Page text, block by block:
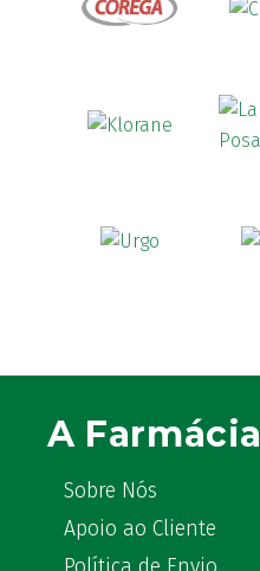
A Farmácia
Sobre Nós
Apoio ao Cliente